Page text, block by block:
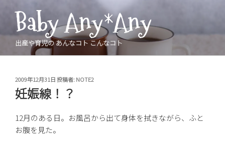
ツ
Baby Any*Any
出産や育児の あんなコト こんなコト
投
稿
日:
2009年12月31日投稿者:NOTE2
妊娠線！？
12月のある日。お風呂から出て身体を拭きながら、ふと
お腹を見た。